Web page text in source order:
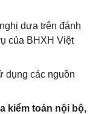
dựa trên đánh
của BHXH Việt
dụng các nguồn
kiểm toán nội bộ,